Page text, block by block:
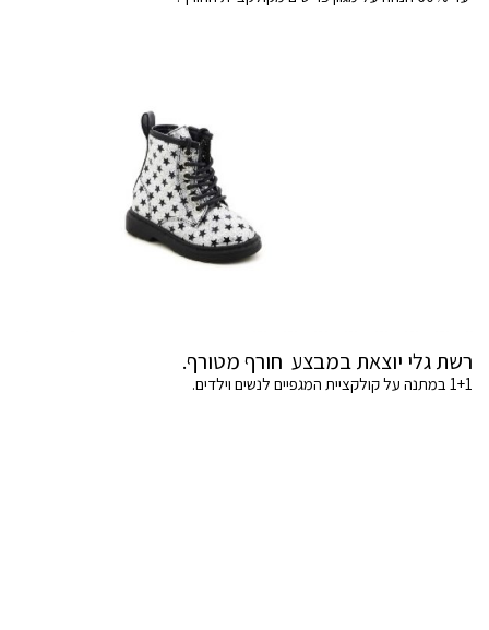
רשת גלי יוצאת במבצע חורף מטורף.
1+1 במתנה על קולקציית המגפיים לנשים וילדים.